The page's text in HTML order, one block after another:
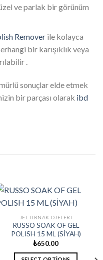
ve parlak bir görünüm
Removerile kolayca
bir karışıklık veya
.
sonuçlar elde etmek
bir parçası olarak ibd
JEL TIRNAK OJELERI
RUSSO SOAK OF GEL
POLISH 15 ML (SİYAH)
₺650.00